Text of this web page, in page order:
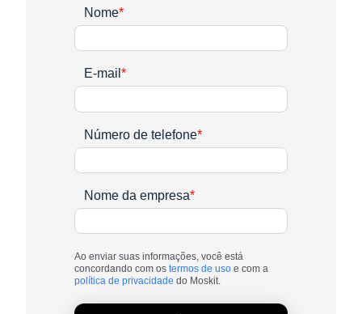
Nome*
E-mail *
Número de telefone*
Nome da empresa*
Ao enviar suas informações, você está
concordando com os termos de uso e com a
política de privacidade do Moskit.